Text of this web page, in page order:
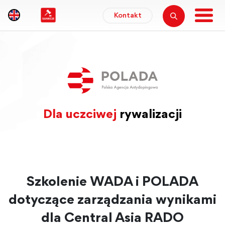
Kontakt
Dla uczciwej rywalizacji
Szkolenie WADA i POLADA
dotyczące zarządzania wynikami
dla Central Asia RADO